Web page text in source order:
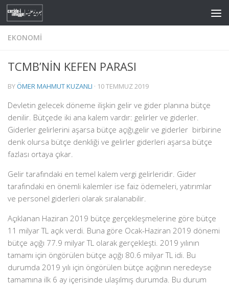
Skip to content
EKONOMI
TCMB’NİN KEFEN PARASI
BY ÖMER MAHMUT KUZANLI · 10 TEMMUZ 2019
Devletin gelecek döneme ilişkin gelir ve gider planına bütçe
denilir. Bütçede iki ana kalem vardır: gelirler ve giderler.
Giderler gelirlerini aşarsa bütçe açığı,gelir ve giderler birbirine
denk olursa bütçe denkliği ve gelirler giderleri aşarsa bütçe
fazlası ortaya çıkar.
Gelir tarafındaki en temel kalem vergi gelirleridir. Gider
tarafındaki en önemli kalemler ise faiz ödemeleri, yatırımlar
ve personel giderleri olarak sıralanabilir.
Açıklanan Haziran 2019 bütçe gerçekleşmelerine göre bütçe
11 milyar TL açık verdi. Buna göre Ocak-Haziran 2019 dönemi
bütçe açığı 77.9 milyar TL olarak gerçekleşti. 2019 yılının
tamamı için öngörülen bütçe açığı 80.6 milyar TL idi. Bu
durumda 2019 yılı için öngörülen bütçe açığının neredeyse
tamamına ilk 6 ay içerisinde ulaşılmış durumda. Bu durum